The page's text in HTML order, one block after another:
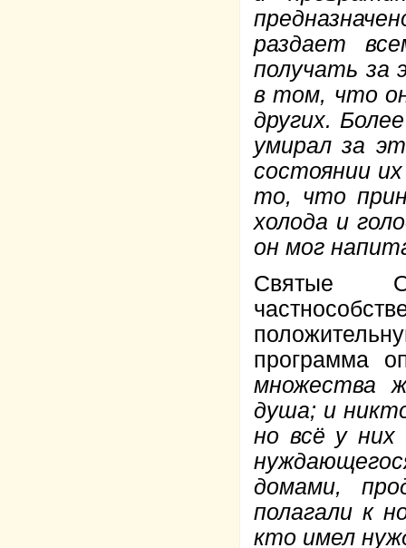
раздает
получать за
в том, что
других.
умирал за
состоянии
то, что
холода и
он мог
Святые
программа
множества
душа; и
но всё у
домами,
полагали к
кто имел